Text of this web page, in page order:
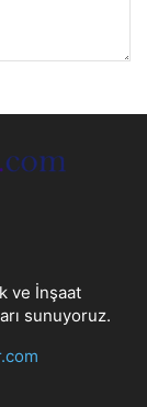
ve İnşaat
sunuyoruz.